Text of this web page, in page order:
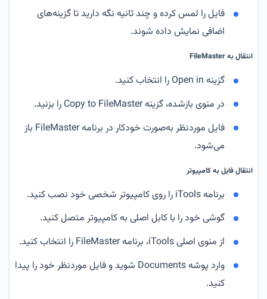
فایل را لمس کرده و چند ثانیه نگه دارید تا گزینه‌های
اضافی نمایش داده شوند.
انتقال به FileMaster
گزینه Open in را انتخاب کنید.
در منوی بازشده، گزینه Copy to FileMaster را بزنید.
فایل موردنظر به‌صورت خودکار در برنامه FileMaster باز
می‌شود.
انتقال فایل به کامپیوتر
برنامه iTools را روی کامپیوتر شخصی خود نصب کنید.
گوشی خود را با کابل اصلی به کامپیوتر متصل کنید.
از منوی اصلی iTools، برنامه FileMaster را انتخاب کنید.
وارد پوشه Documents شوید و فایل موردنظر خود را پیدا
کنید.